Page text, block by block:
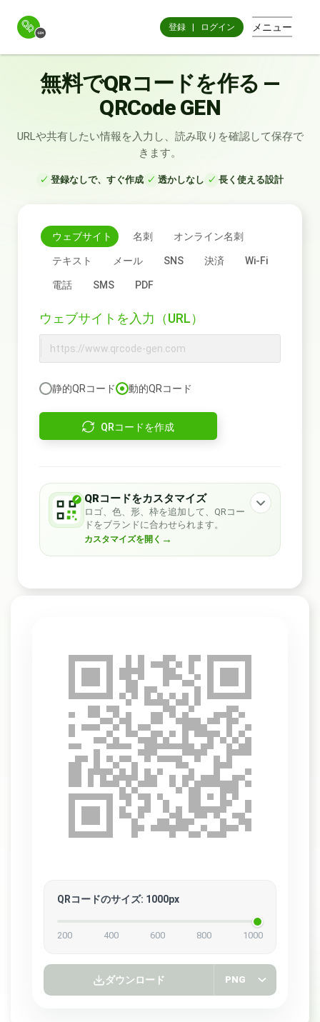
登録 ログイン メニュー
無料でQRコードを作る —
QRCode GEN
URLや共有したい情報を入力し、読み取りを確認して保存で
きます。
登録なしで、すぐ作成 透かしなし 長く使える設計
ウェブサイト 名刺 オンライン名刺
テキスト メール SNS 決済 Wi-Fi
電話 SMS PDF
ウェブサイトを入力（URL）
静的QRコード 動的QRコード
QRコードを作成
QRコードをカスタマイズ
ロゴ、色、形、枠を追加して、QRコー
ドをブランドに合わせられます。
カスタマイズを開く →
QRコードのサイズ: 1000px
200 400 600 800 1000
ダウンロード PNG